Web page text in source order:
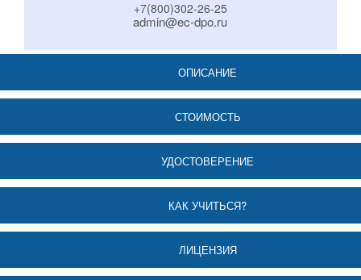
+7(800)302-26-25
admin@ec-dpo.ru
ОПИСАНИЕ
СТОИМОСТЬ
УДОСТОВЕРЕНИЕ
КАК УЧИТЬСЯ?
ЛИЦЕНЗИЯ